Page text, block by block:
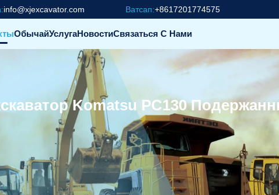
info@xjexcavator.com Ватсап:+8617201774575
ОбычайУслугаНовостиСвязаться С Нами
Komatsu PC130